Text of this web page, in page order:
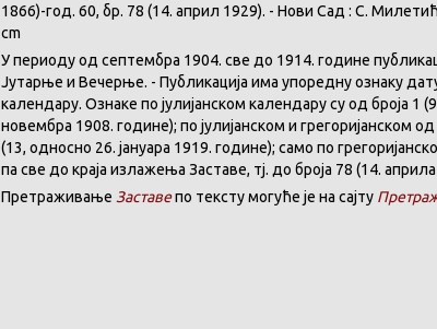
1866)-год. 60, бр. 78 (14. април 1929). - Нови Сад : С.
cm
Упериодуод септембра 1904. све до 1914. године
Јутарње и Вечерње. - Публикација има упореднуознаку
календару. Ознаке по јулијанском календару су од броја 1
новембра 1908. године); по јулијанском и грегоријанском
(13, односно 26. јануара 1919. године); само по
па све до краја излажења Заставе, тј. до броја 78 (14.
Претраживање Заставепо тексту могуће је на сајту